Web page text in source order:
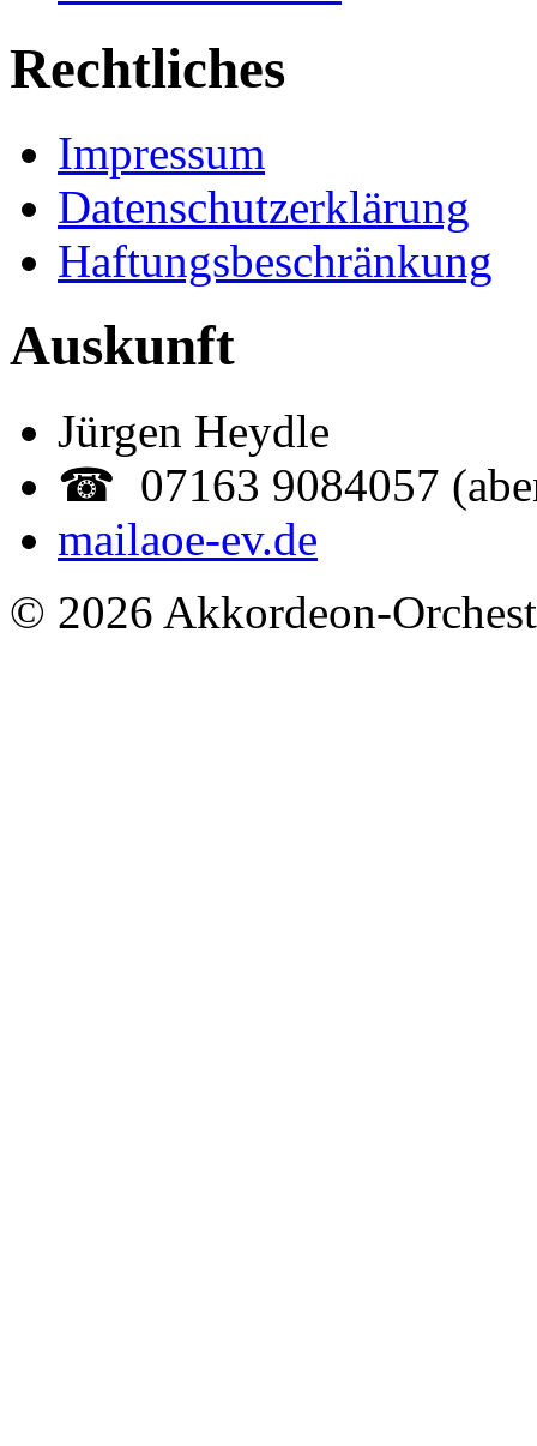
Rechtliches
Impressum
Datenschutzerklärung
Haftungsbeschränkung
Auskunft
Jürgen Heydle
☎ 07163 9084057
mailaoe-ev.de
© 2026 Akkordeon-